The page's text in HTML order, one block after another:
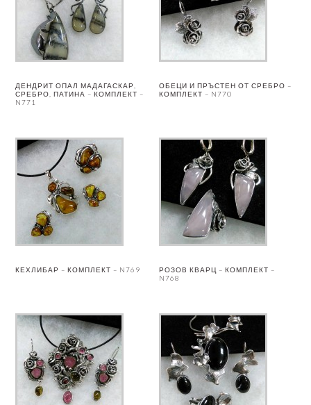
ДЕНДРИТ ОПАЛ МАДАГАСКАР,
СРЕБРО, ПАТИНА – КОМПЛЕКТ –
N771
ОБЕЦИ И ПРЪСТЕН ОТ СРЕБРО –
КОМПЛЕКТ – N770
КЕХЛИБАР – КОМПЛЕКТ – N769
РОЗОВ КВАРЦ – КОМПЛЕКТ –
N768